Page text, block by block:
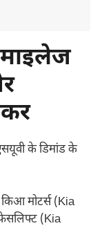
के डिमांड के
किआ मोटर्स (Kia
(Kia